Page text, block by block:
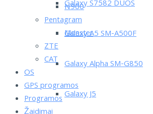
Galaxy S7582 DUOS
Galaxy A5 SM-A500F
Galaxy Alpha SM-G850
Galaxy J5
N900
Pentagram
Monster
ZTE
CAT
OS
GPS programos
Programos